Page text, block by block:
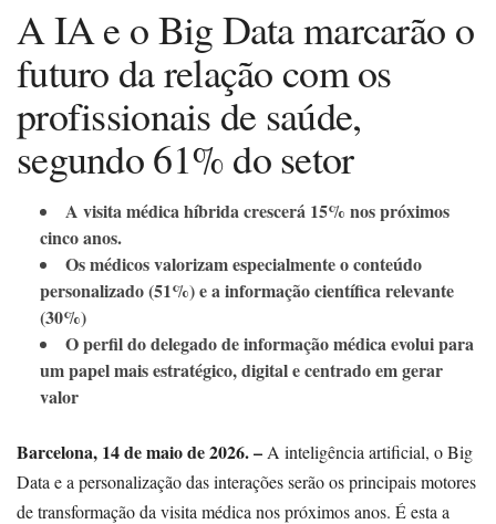
A IA e o Big Data marcarão o
futuro da relação com os
profissionais de saúde,
segundo 61% do setor
A visita médica híbrida crescerá 15% nos próximos
cinco anos.
Os médicos valorizam especialmente o conteúdo
personalizado (51%) e a informação científica relevante
(30%)
O perfil do delegado de informação médica evolui para
um papel mais estratégico, digital e centrado em gerar
valor
Barcelona, 14 de maio de 2026. – A inteligência artificial, o Big
Data e a personalização das interações serão os principais motores
de transformação da visita médica nos próximos anos. É esta a